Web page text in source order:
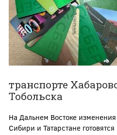
транспорте
Тобольска
На Дальнем Востоке
Сибири и Татарстане